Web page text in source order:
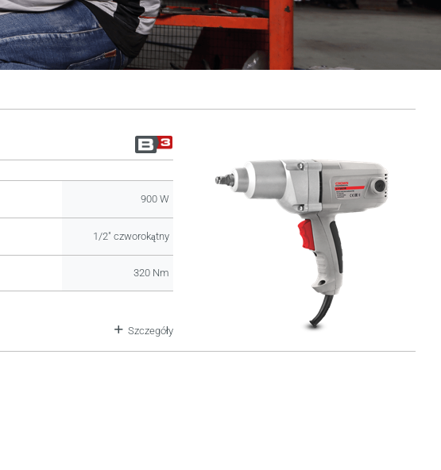
900 W
1/2" czworokątny
320 Nm
Szczegóły